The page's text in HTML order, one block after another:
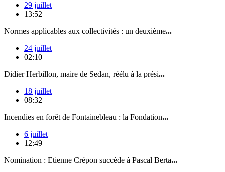
29 juillet
13:52
Normes applicables aux collectivités : un deuxième...
24 juillet
02:10
Didier Herbillon, maire de Sedan, réélu à la prési...
18 juillet
08:32
Incendies en forêt de Fontainebleau : la Fondation...
6 juillet
12:49
Nomination : Etienne Crépon succède à Pascal Berta...